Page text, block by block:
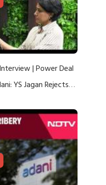
| Power Deal
YS Jagan Rejects